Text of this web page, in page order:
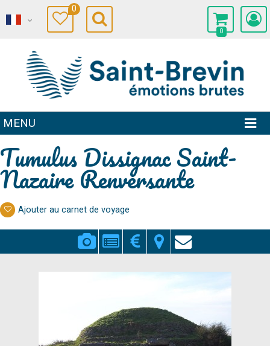
0
0
MENU
Tumulus Dissignac Saint-
Nazaire Renversante
Ajouter au carnet de voyage